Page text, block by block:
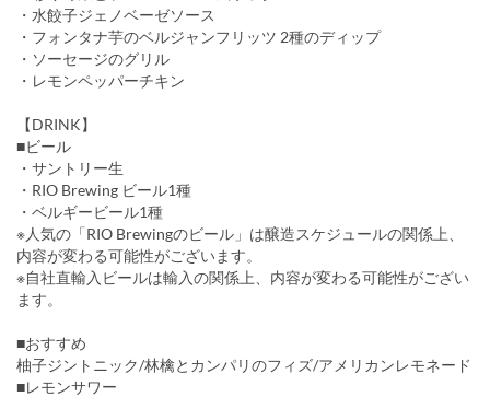
・水餃子ジェノベーゼソース
・フォンタナ芋のベルジャンフリッツ 2種のディップ
・ソーセージのグリル
・レモンペッパーチキン
【DRINK】
■ビール
・サントリー生
・RIO Brewing ビール1種
・ベルギービール1種
※人気の「RIO Brewingのビール」は醸造スケジュールの関係上、
内容が変わる可能性がございます。
※自社直輸入ビールは輸入の関係上、内容が変わる可能性がござい
ます。
■おすすめ
柚子ジントニック/林檎とカンパリのフィズ/アメリカンレモネード
■レモンサワー